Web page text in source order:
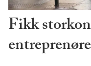
Fikk